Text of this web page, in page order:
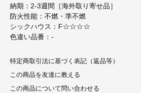
納期：2-3週間［海外取り寄せ品］
防火性能：不燃・準不燃
シックハウス：F☆☆☆☆
色違い品番：-
特定商取引法に基づく表記（返品等）
この商品を友達に教える
この商品について問い合わせる